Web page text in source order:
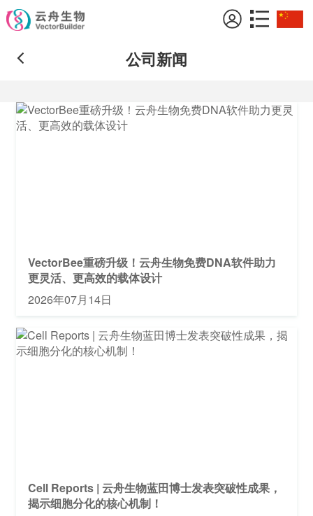
公司新闻
VectorBee重磅升级！云舟生物免费DNA软件助力
更灵活、更高效的载体设计
2026年07月14日
Cell Reports | 云舟生物蓝田博士发表突破性成果，
揭示细胞分化的核心机制！